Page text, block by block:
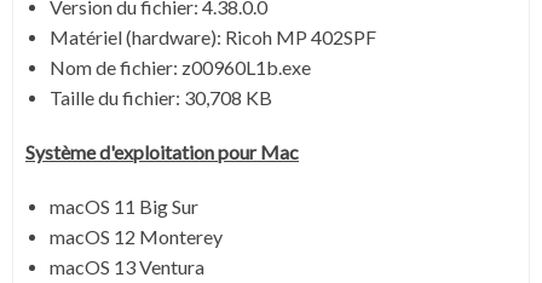
Version du fichier: 4.38.0.0
Matériel (hardware): Ricoh MP 402SPF
Nom de fichier: z00960L1b.exe
Taille du fichier: 30,708 KB
Systèmed'exploitation pourMac
macOS 11 Big Sur
macOS 12 Monterey
macOS 13 Ventura